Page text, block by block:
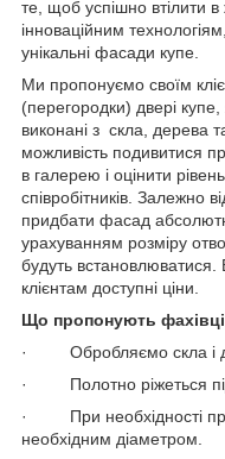
те, щоб успішно втілити
інноваційним
унікальні фасади купе.
Ми пропонуємо своїм
(перегородки) двері
виконані з скла, дерева
можливість подивитися
в галерею і оцінити
співробітників. Залежно
придбати фасад
урахуванням розміру
будуть
клієнтам доступні ціни.
Що пропонують фахівці
· Обробляємо скла і
· Полотно ріжеться під
· При необхідності
необхідним діаметром.